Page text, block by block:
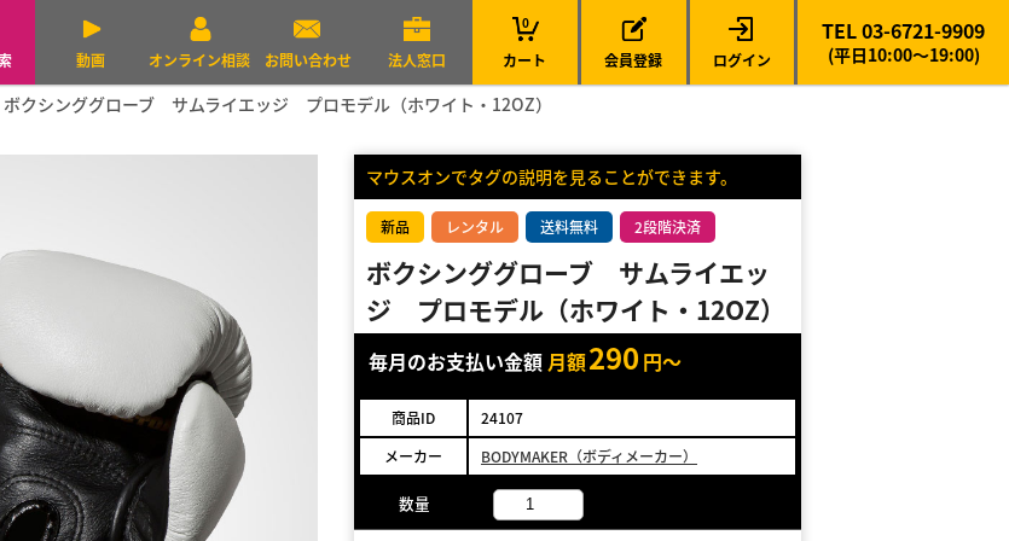
動画 オンライン相談 お問い合わせ 法人窓口 カート
0
会員登録 ログイン
TEL 03-6721-9909
(平日10:00～19:00)
ボクシンググローブ サムライエッジ プロモデル（ホワイト・12OZ）
マウスオンでタグの説明を見ることができます。
新品 レンタル 送料無料 2段階決済
ボクシンググローブ サムライエッ
ジ プロモデル（ホワイト・12OZ）
毎月のお支払い金額 月額290 円～
商品ID
24107
メーカー
BODYMAKER（ボディメーカー）
数量